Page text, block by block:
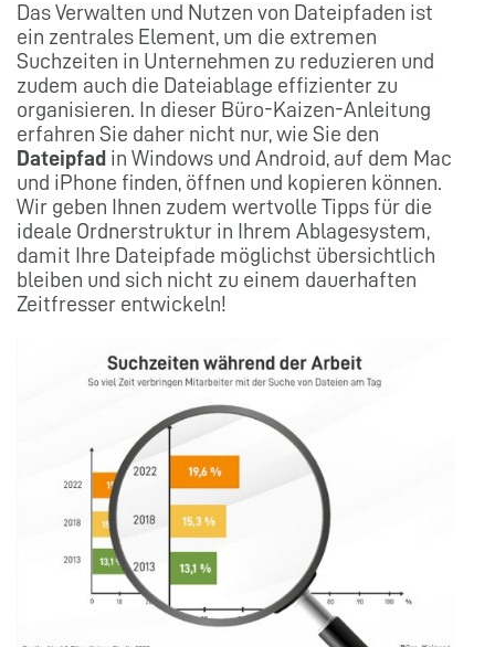
Das Verwalten und Nutzen von Dateipfaden ist
ein zentrales Element, um die extremen
Suchzeiten in Unternehmen zu reduzieren und
zudem auch die Dateiablage effizienter zu
organisieren. In dieser Büro-Kaizen-Anleitung
erfahren Sie daher nicht nur, wie Sie den
Dateipfad in Windows und Android, auf dem Mac
und iPhone finden, öffnen und kopieren können.
Wir geben Ihnen zudem wertvolle Tipps für die
ideale Ordnerstruktur in Ihrem Ablagesystem,
damit Ihre Dateipfade möglichst übersichtlich
bleiben und sich nicht zu einem dauerhaften
Zeitfresser entwickeln!